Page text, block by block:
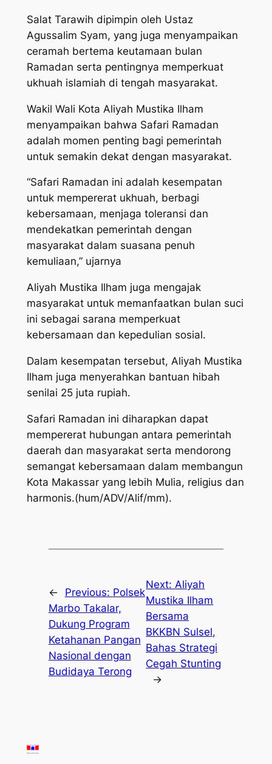
Salat Tarawih dipimpin oleh Ustaz
Agussalim Syam, yang juga menyampaikan
ceramah bertema keutamaan bulan
Ramadan serta pentingnya memperkuat
ukhuah islamiah di tengah masyarakat.
Wakil Wali Kota Aliyah Mustika Ilham
menyampaikan bahwa Safari Ramadan
adalah momen penting bagi pemerintah
untuk semakin dekat dengan masyarakat.
“Safari Ramadan ini adalah kesempatan
untuk mempererat ukhuah, berbagi
kebersamaan, menjaga toleransi dan
mendekatkan pemerintah dengan
masyarakat dalam suasana penuh
kemuliaan,” ujarnya
Aliyah Mustika Ilham juga mengajak
masyarakat untuk memanfaatkan bulan suci
ini sebagai sarana memperkuat
kebersamaan dan kepedulian sosial.
Dalam kesempatan tersebut, Aliyah Mustika
Ilham juga menyerahkan bantuan hibah
senilai 25 juta rupiah.
Safari Ramadan ini diharapkan dapat
mempererat hubungan antara pemerintah
daerah dan masyarakat serta mendorong
semangat kebersamaan dalam membangun
Kota Makassar yang lebih Mulia, religius dan
harmonis.(hum/ADV/Alif/mm).
← Previous: Polsek
Marbo Takalar,
Dukung Program
Ketahanan Pangan
Nasional dengan
Budidaya Terong
Next:Aliyah
Mustika Ilham
Bersama
BKKBN Sulsel,
Bahas Strategi
Cegah Stunting
→